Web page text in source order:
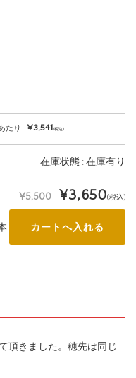
たり ¥3,541(税込)
在庫状態 : 在庫有り
¥5,500
¥3,650(税込)
頂きました。穂先は同じ